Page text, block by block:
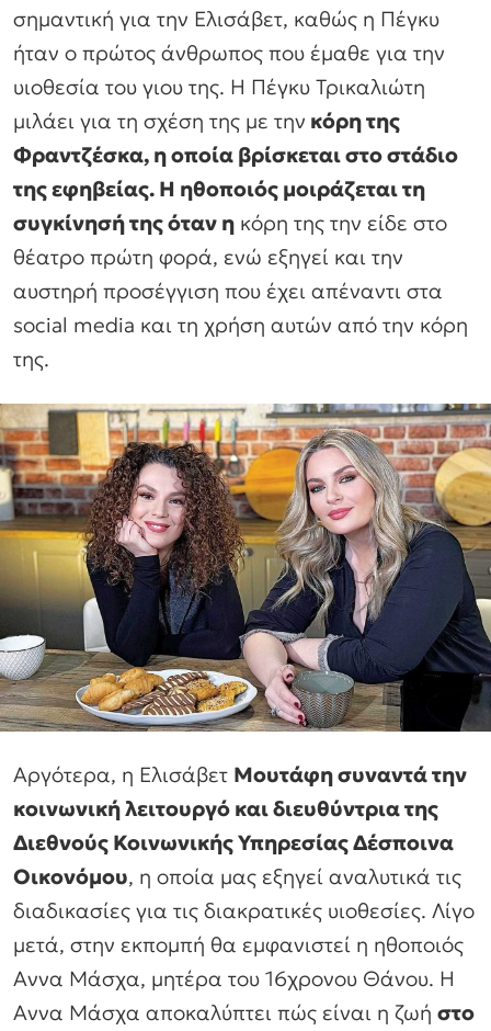
σημαντική για την Ελισάβετ, καθώς η Πέγκυ
ήταν ο πρώτος άνθρωπος που έμαθε για την
υιοθεσία του γιου της. Η Πέγκυ Τρικαλιώτη
μιλάει για τη σχέση της με την κόρη της
Φραντζέσκα, η οποία βρίσκεται στο στάδιο
της εφηβείας. Η ηθοποιός μοιράζεται τη
συγκίνησή της όταν η κόρη της την είδε στο
θέατρο πρώτη φορά, ενώ εξηγεί και την
αυστηρή προσέγγιση που έχει απέναντι στα
social media και τη χρήση αυτών από την κόρη
της.
Αργότερα, η Ελισάβετ Μουτάφη συναντά την
κοινωνική λειτουργό και διευθύντρια της
Διεθνούς Κοινωνικής Υπηρεσίας Δέσποινα
Οικονόμου, η οποία μας εξηγεί αναλυτικά τις
διαδικασίες για τις διακρατικές υιοθεσίες. Λίγο
μετά, στην εκπομπή θα εμφανιστεί η ηθοποιός
Αννα Μάσχα, μητέρα του 16χρονου Θάνου. Η
Αννα Μάσχα αποκαλύπτει πώς είναι η ζωή στο